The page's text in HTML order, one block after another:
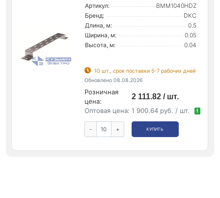
Артикул:
BMM1040HDZ
Бренд:
DKC
Длина, м:
0.5
Ширина, м:
0.05
Высота, м:
0.04
10 шт., срок поставки 5-7 рабочих дней
Обновлено 08.08.2026
Розничная
цена:
2 111.82 / шт.
Оптовая цена: 1 900.64 руб. / шт. !
- + КУПИТЬ